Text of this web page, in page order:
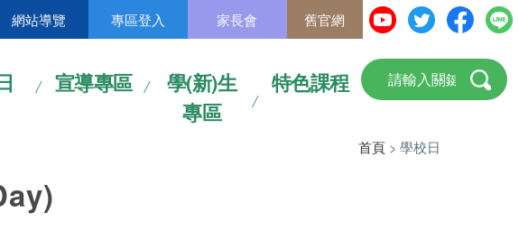
網站導覽 專區登入 家長會 舊官網
宣導專區
學(新)生
專區
特色課程
首頁 > 學校日